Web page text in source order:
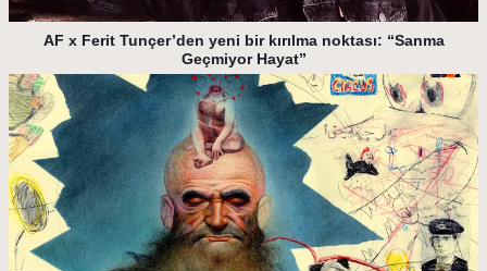
AF x Ferit Tunçer’den yeni bir kırılma noktası: “Sanma
Geçmiyor Hayat”